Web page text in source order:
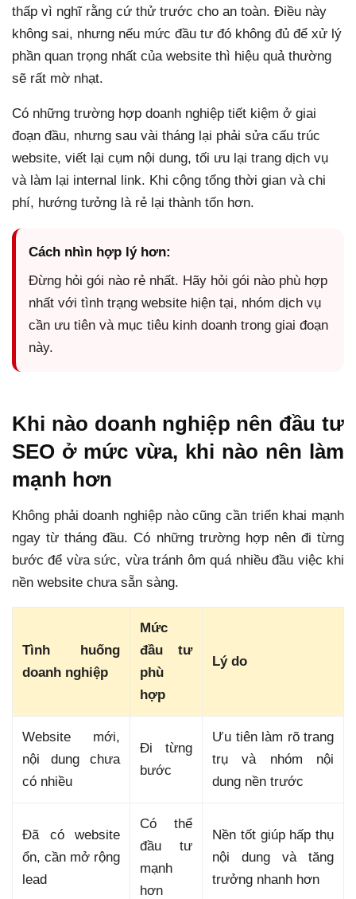
thấp vì nghĩ rằng cứ thử trước cho an toàn. Điều này
không sai, nhưng nếu mức đầu tư đó không đủ để xử lý
phần quan trọng nhất của website thì hiệu quả thường
sẽ rất mờ nhạt.
Có những trường hợp doanh nghiệp tiết kiệm ở giai
đoạn đầu, nhưng sau vài tháng lại phải sửa cấu trúc
website, viết lại cụm nội dung, tối ưu lại trang dịch vụ
và làm lại internal link. Khi cộng tổng thời gian và chi
phí, hướng tưởng là rẻ lại thành tốn hơn.
Cách nhìn hợp lý hơn:
Đừng hỏi gói nào rẻ nhất. Hãy hỏi gói nào phù hợp
nhất với tình trạng website hiện tại, nhóm dịch vụ
cần ưu tiên và mục tiêu kinh doanh trong giai đoạn
này.
Khi nào doanh nghiệp nên đầu tư
SEO ở mức vừa, khi nào nên làm
mạnh hơn
Không phải doanh nghiệp nào cũng cần triển khai mạnh
ngay từ tháng đầu. Có những trường hợp nên đi từng
bước để vừa sức, vừa tránh ôm quá nhiều đầu việc khi
nền website chưa sẵn sàng.
Tình huống
doanh nghiệp
Mức
đầu tư
phù
hợp
Lý do
Website mới,
nội dung chưa
có nhiều
Đi từng
bước
Ưu tiên làm rõ trang
trụ và nhóm nội
dung nền trước
Đã có website
ổn, cần mở rộng
lead
Có thể
đầu tư
mạnh
hơn
Nền tốt giúp hấp thụ
nội dung và tăng
trưởng nhanh hơn